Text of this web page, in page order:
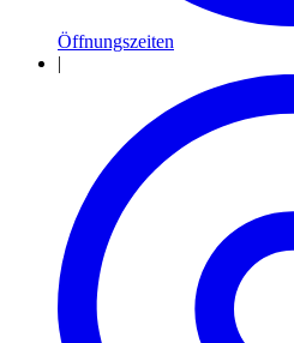
Öffnungszeiten
|